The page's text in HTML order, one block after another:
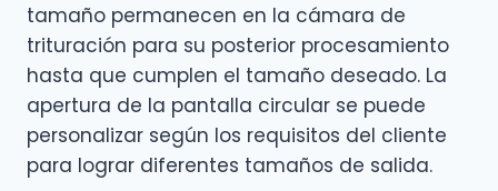
tamaño permanecen en la cámara de
trituración para su posterior procesamiento
hasta que cumplen el tamaño deseado. La
apertura de la pantalla circular se puede
personalizar según los requisitos del cliente
para lograr diferentes tamaños de salida.